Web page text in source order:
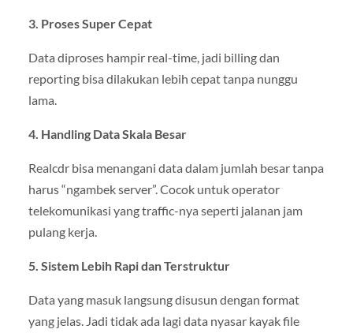
3. Proses Super Cepat
Data diproses hampir real-time, jadi billing dan
reporting bisa dilakukan lebih cepat tanpa nunggu
lama.
4. Handling Data Skala Besar
Realcdr bisa menangani data dalam jumlah besar tanpa
harus “ngambek server”. Cocok untuk operator
telekomunikasi yang traffic-nya seperti jalanan jam
pulang kerja.
5. Sistem Lebih Rapi dan Terstruktur
Data yang masuk langsung disusun dengan format
yang jelas. Jadi tidak ada lagi data nyasar kayak file